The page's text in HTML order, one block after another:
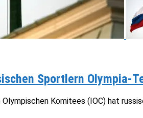
Sportlern Olympia-
Komitees (IOC) hat